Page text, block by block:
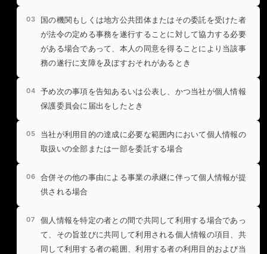
国の機関もしくは地方公共団体またはその委託を受けた者
が法令の定める事務を遂行することに対して協力する必要
がある場合であって、本人の同意を得ることにより当該事
務の遂行に支障を及ぼすおそれがあるとき
予め次の事項を告知あるいは公表し、かつ当社が個人情報
保護委員会に届出をしたとき
当社が利用目的の達成に必要な範囲内において個人情報の
取扱いの全部または一部を委託する場合
合併その他の事由による事業の承継に伴って個人情報が提
供される場合
個人情報を特定の者との間で共同して利用する場合であっ
て、その旨並びに共同して利用される個人情報の項目、共
同して利用する者の範囲、利用する者の利用目的および当